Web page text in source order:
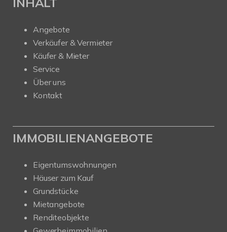
Angebote
Verkäufer & Vermieter
Käufer & Mieter
Service
Über uns
Kontakt
IMMOBILIENANGEBOTE
Eigentumswohnungen
Häuser zum Kauf
Grundstücke
Mietangebote
Renditeobjekte